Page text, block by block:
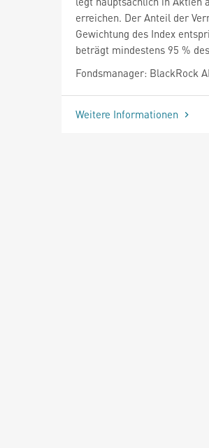
erreichen. Der Anteil der
Gewichtung des Index
beträgt mindestens 95 %
Fondsmanager: BlackRock
Weitere Informationen